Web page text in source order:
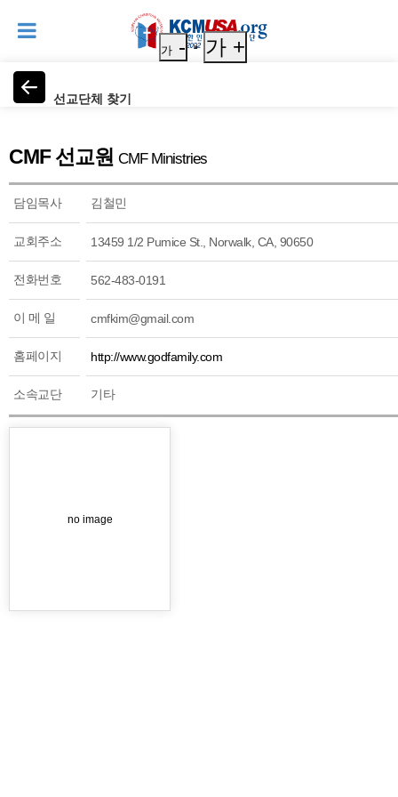
선교단체 찾기
가 - 가 +
CMF 선교원 CMF Ministries
담임목사 김철민
교회주소 13459 1/2 Pumice St., Norwalk, CA, 90650
전화번호 562-483-0191
이 메 일 cmfkim@gmail.com
홈페이지 http://www.godfamily.com
소속교단 기타
no image